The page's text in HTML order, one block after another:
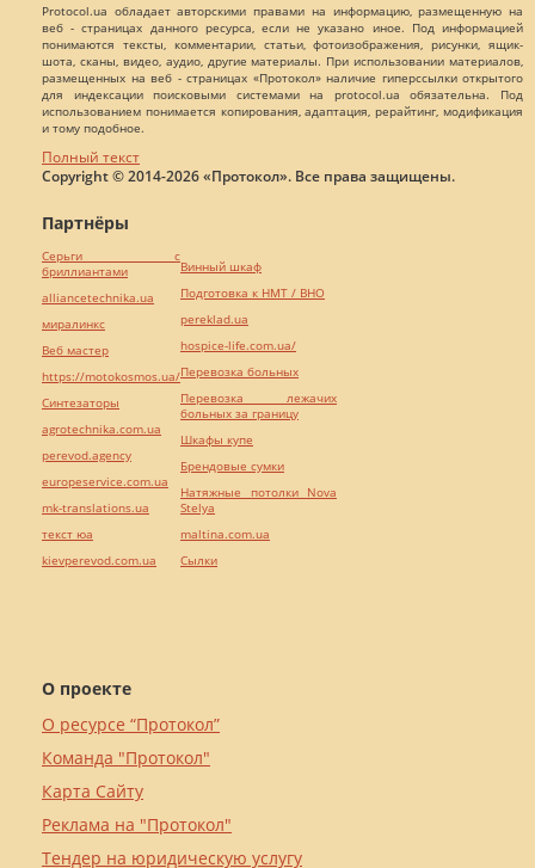
Protocol.ua обладает авторскими правами на информацию, размещенную на
веб - страницах данного ресурса, если не указано иное. Под информацией
понимаются тексты, комментарии, статьи, фотоизображения, рисунки, ящик-
шота, сканы, видео, аудио, другие материалы. При использовании материалов,
размещенных на веб - страницах «Протокол» наличие гиперссылки открытого
для индексации поисковыми системами на protocol.ua обязательна. Под
использованием понимается копирования, адаптация, рерайтинг, модификация
и тому подобное.
Полный текст
Copyright © 2014-2026 «Протокол». Все права защищены.
О проекте
О ресурсе “Протокол”
Команда "Протокол"
Карта Сайту
Реклама на "Протокол"
Тендер на юридическую услугу
Партнёры
Серьги с
бриллиантами
alliancetechnika.ua
миралинкс
Веб мастер
https://motokosmos.ua/
Синтезаторы
agrotechnika.com.ua
perevod.agency
europeservice.com.ua
mk-translations.ua
текст юа
kievperevod.com.ua
Винный шкаф
Подготовка к НМТ / ВНО
pereklad.ua
hospice-life.com.ua/
Перевозка больных
Перевозка лежачих
больных за границу
Шкафы купе
Брендовые сумки
Натяжные потолки Nova
Stelya
maltina.com.ua
Cылки